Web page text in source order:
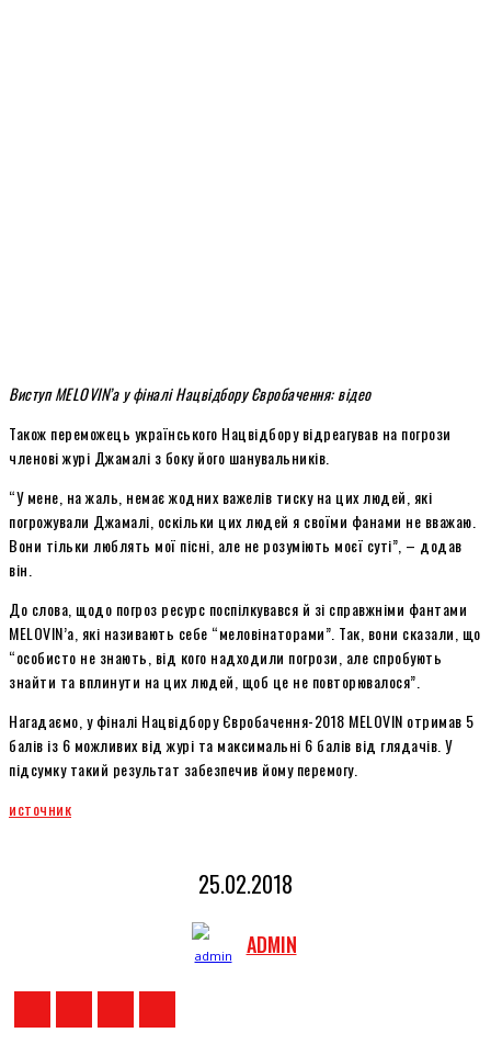
Виступ MELOVIN’а у фіналі Нацвідбору Євробачення: відео
Також переможець українського Нацвідбору відреагував на погрози
членові журі Джамалі з боку його шанувальників.
“У мене, на жаль, немає жодних важелів тиску на цих людей, які
погрожували Джамалі, оскільки цих людей я своїми фанами не вважаю.
Вони тільки люблять мої пісні, але не розуміють моєї суті”, – додав
він.
До слова, щодо погроз ресурс поспілкувався й зі справжніми фантами
MELOVIN’а, які називають себе “меловінаторами”. Так, вони сказали, що
“особисто не знають, від кого надходили погрози, але спробують
знайти та вплинути на цих людей, щоб це не повторювалося”.
Нагадаємо, у фіналі Нацвідбору Євробачення-2018 MELOVIN отримав 5
балів із 6 можливих від журі та максимальні 6 балів від глядачів. У
підсумку такий результат забезпечив йому перемогу.
источник
25.02.2018
ADMIN